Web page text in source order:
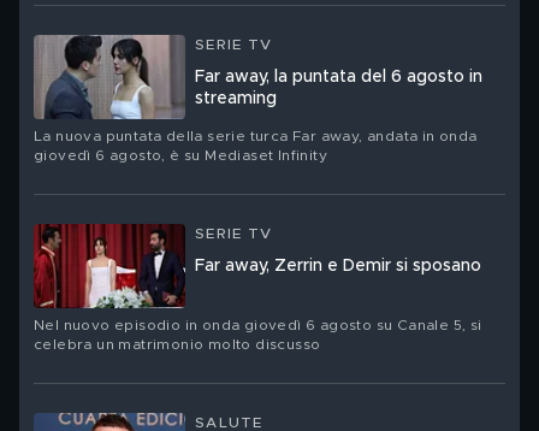
SERIE TV
Far away, la puntata del 6 agosto in
streaming
La nuova puntata della serie turca Far away, andata in onda
giovedì 6 agosto, è su Mediaset Infinity
SERIE TV
Far away, Zerrin e Demir si sposano
Nel nuovo episodio in onda giovedì 6 agosto su Canale 5, si
celebra un matrimonio molto discusso
SALUTE